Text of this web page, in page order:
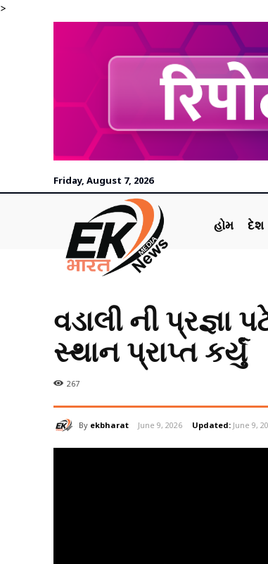
>
Friday, August 7, 2026
હોમ દેશ
વડાલી ની પ્રજ્ઞા
સ્થાન પ્રાપ્ત કર્યું
267
By ekbharat June 9, 2026 Updated: June 9,